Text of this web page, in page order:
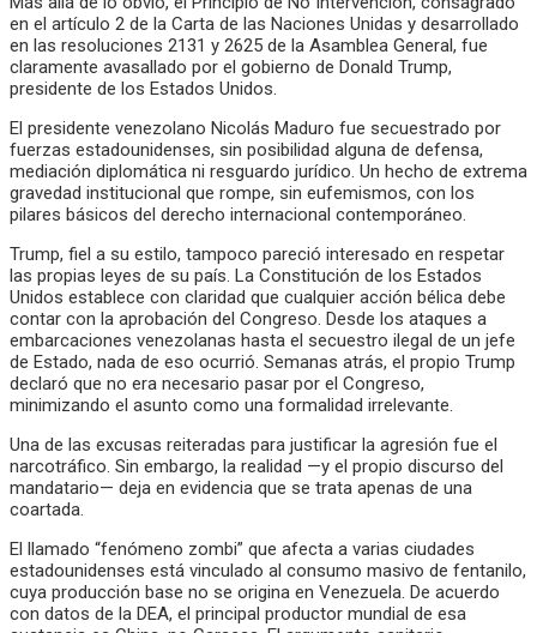
en el artículo 2 de la Carta de las Naciones Unidas y desarrollado
en las resoluciones 2131 y 2625 de la Asamblea General, fue
claramente avasallado por el gobierno de Donald Trump,
presidente de los Estados Unidos.
El presidente venezolano Nicolás Maduro fue secuestrado por
fuerzas estadounidenses, sin posibilidad alguna de defensa,
mediación diplomática ni resguardo jurídico. Un hecho de extrema
gravedad institucional que rompe, sin eufemismos, con los
pilares básicos del derecho internacional contemporáneo.
Trump, fiel a su estilo, tampoco pareció interesado en respetar
las propias leyes de su país. La Constitución de los Estados
Unidos establece con claridad que cualquier acción bélica debe
contar con la aprobación del Congreso. Desde los ataques a
embarcaciones venezolanas hasta el secuestro ilegal de un jefe
de Estado, nada de eso ocurrió. Semanas atrás, el propio Trump
declaró que no era necesario pasar por el Congreso,
minimizando el asunto como una formalidad irrelevante.
Una de las excusas reiteradas para justificar la agresión fue el
narcotráfico. Sin embargo, la realidad —y el propio discurso del
mandatario— deja en evidencia que se trata apenas de una
coartada.
El llamado “fenómeno zombi” que afecta a varias ciudades
estadounidenses está vinculado al consumo masivo de fentanilo,
cuya producción base no se origina en Venezuela. De acuerdo
con datos de la DEA, el principal productor mundial de esa